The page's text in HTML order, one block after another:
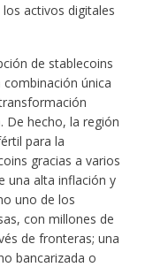
activos digitales
de stablecoins
única
De hecho, la región
para la
gracias a varios
una alta inflación y
uno de los
con millones de
de fronteras; una
bancarizada o